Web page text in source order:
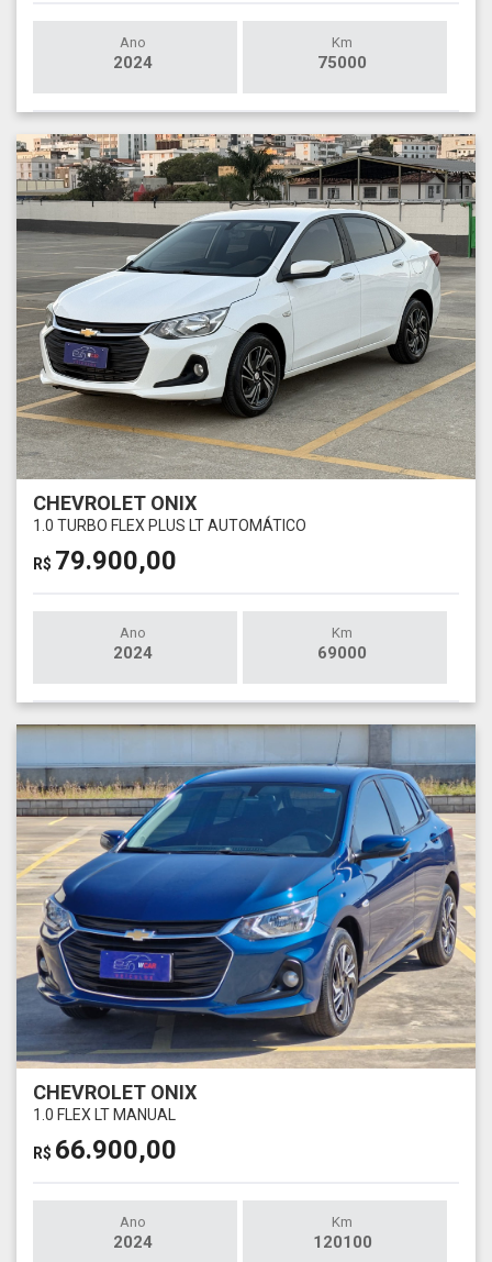
Ano
2024
Km
75000
CHEVROLET ONIX
1.0 TURBO FLEX PLUS LT AUTOMÁTICO
R$ 79.900,00
Ano
2024
Km
69000
CHEVROLET ONIX
1.0 FLEX LT MANUAL
R$ 66.900,00
Ano
2024
Km
120100